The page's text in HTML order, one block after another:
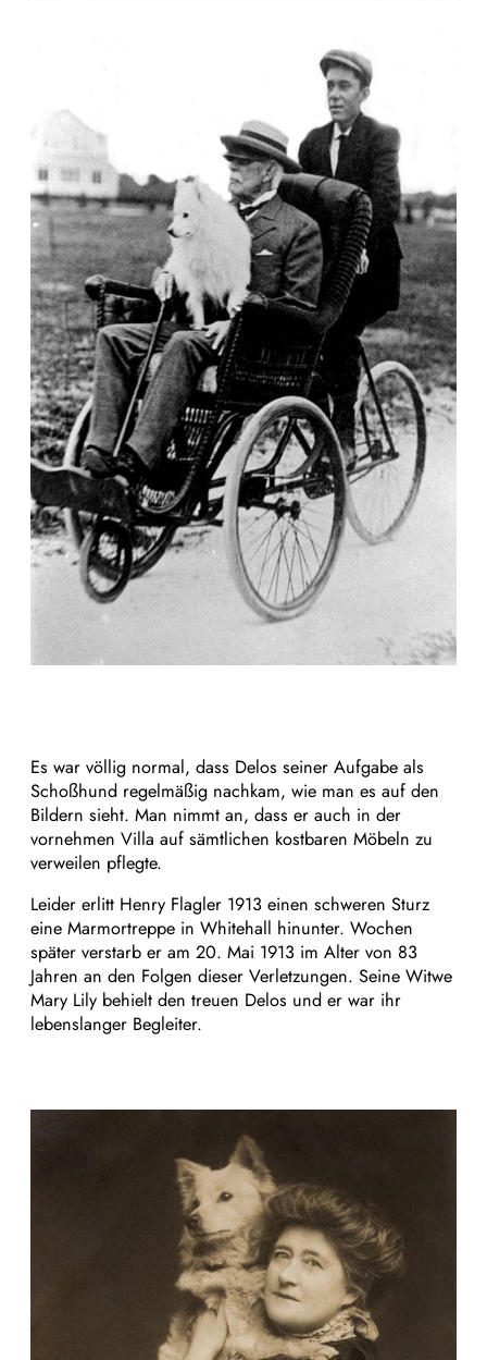
Es war völlig normal, dass Delos seiner Aufgabe als
Schoßhund regelmäßig nachkam, wie man es auf den
Bildern sieht. Man nimmt an, dass er auch in der
vornehmen Villa auf sämtlichen kostbaren Möbeln zu
verweilen pflegte.
Leider erlitt Henry Flagler 1913 einen schweren Sturz
eine Marmortreppe in Whitehall hinunter. Wochen
später verstarb er am 20. Mai 1913 im Alter von 83
Jahren an den Folgen dieser Verletzungen. Seine Witwe
Mary Lily behielt den treuen Delos und er war ihr
lebenslanger Begleiter.